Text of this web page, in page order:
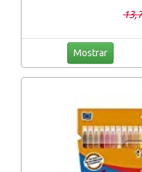
Mostrar